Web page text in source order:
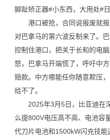
脚趾矫正器#小东西，大用处#
港口被抢，合同说报废就报
对巴拿马的第六波反制来了。
控制住港口，把关于长和的电
怒，巴拿马开端慌了，呼吁中
赔款。中方哪能任你随意欺压
给不了。
2025年3月5日，比亚迪在
么提800V电压高不高、电池容
代刀片电池和1500kW闪充技